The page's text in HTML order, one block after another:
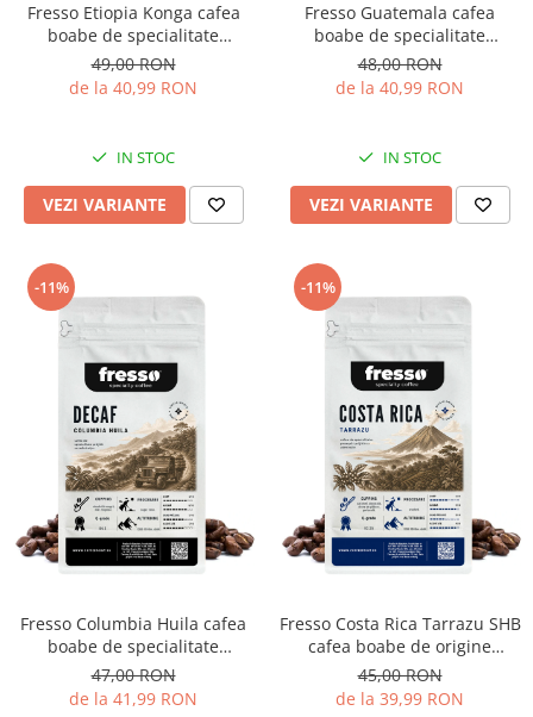
Fresso Etiopia Konga cafea
boabe de specialitate
proaspăt prăjită
49,00 RON
de la 40,99 RON
IN STOC
VEZI VARIANTE
Fresso Guatemala cafea
boabe de specialitate
proaspăt prăjită
48,00 RON
de la 40,99 RON
IN STOC
VEZI VARIANTE
-11%
Fresso Columbia Huila cafea
boabe de specialitate
proaspăt prăjită și
decofeinizată
47,00 RON
de la 41,99 RON
-11%
Fresso Costa Rica Tarrazu SHB
cafea boabe de origine
proaspăt prăjită
45,00 RON
de la 39,99 RON